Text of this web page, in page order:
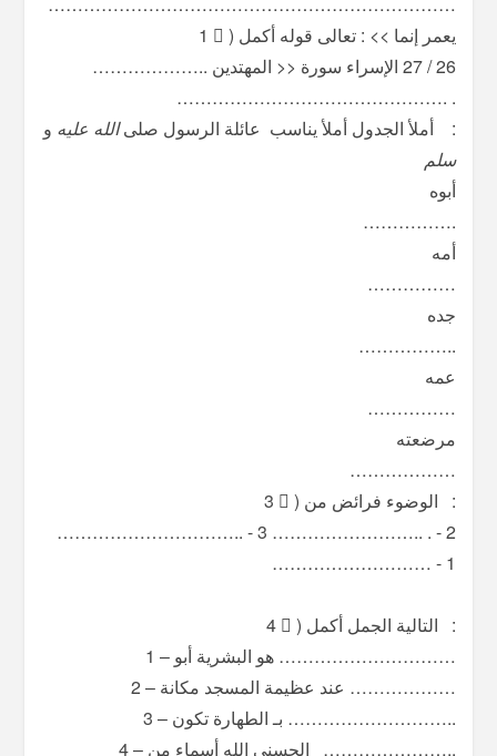
‫يعمر‬ ‫إنما‬ ‫>>‬ ‫‪:‬‬ ‫تعالى‬ ‫قوله‬ ‫أكمل‬ ‫(‬ ‫‪1‬‬ ‫‪‬‬
‫‪27‬‬ ‫‪/‬‬ ‫‪26‬‬ ‫الإسراء‬ ‫سورة‬ ‫<<‬ ‫المهتدين‬ ‫‪………………..‬‬
‫‪……………………………………….‬‬ ‫‪.‬‬
‫‪ ‬‬ ‫‪:‬‬ ‫ ‫‫أملأ‬ ‫الجدول‬ ‫أملأ ‫يناسب‬ ‫عائلة ‫الرسول
صلىالله عليه و
سلم
‫أبوه‬
‫‪…………….‬‬
‫أمه‬
‫‪……………‬‬
‫جده‬
‫‪……………..‬‬
‫عمه‬
‫‪……………‬‬
‫مرضعته‬
‫‪………………‬‬
‫‪ ‬‬ ‫‪:‬‬ ‫الوضوء‬ ‫فرائض‬ ‫من‬ ‫(‬ ‫‪3‬‬ ‫‪‬‬
‫‪…………………………..‬‬ ‫‪-‬‬ ‫‪3‬‬ ‫‪……………………..‬‬ ‫‪.‬‬ ‫‪-‬‬ ‫‪2‬‬
‫‪………………………‬‬ ‫‪-‬‬ ‫‪1‬‬
‫‪ ‬‬ ‫‪:‬‬ ‫التالية‬ ‫الجمل‬ ‫أكمل‬ ‫(‬ ‫‪4‬‬ ‫‪‬‬
‫‪…………………………‬‬ ‫هو‬ ‫البشرية‬ ‫أبو‬ ‫–‬ ‫‪1‬‬
‫‪………………‬‬ ‫عند‬ ‫عظيمة‬ ‫المسجد‬ ‫مكانة‬ ‫–‬ ‫‪2‬‬
‫‪………………………..‬‬ ‫بـ‬ ‫الطهارة‬ ‫تكون‬ ‫–‬ ‫‪3‬‬
‫‪ ‬‬ ‫‪…………………..‬‬ ‫الحسنى‬ ‫الله‬ ‫أسماء‬ ‫من‬ ‫–‬ ‫‪4‬‬